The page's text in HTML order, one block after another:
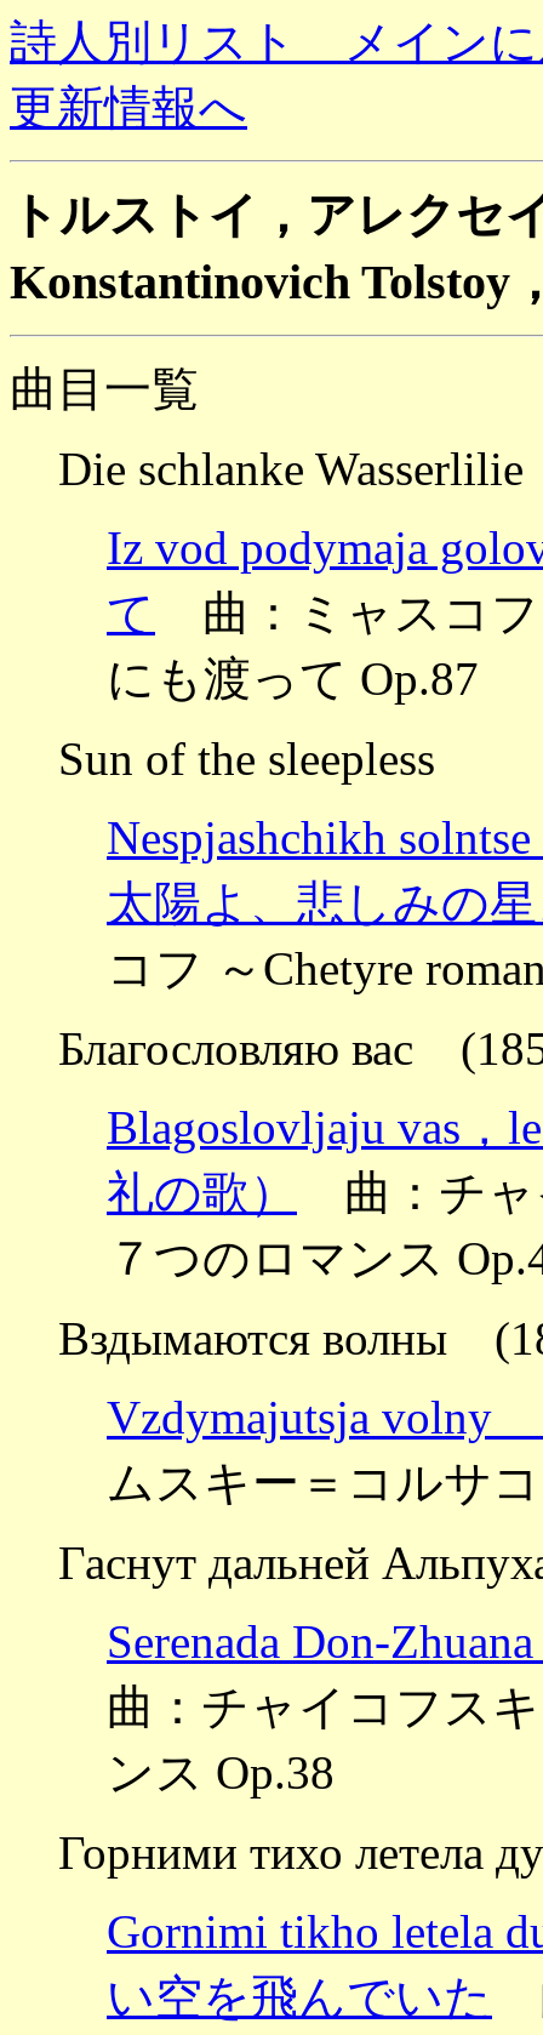
詩人別リスト メイン
更新情報へ
トルストイ，アレクセ
Konstantinovich Tolstoy
曲目一覧
Die schlanke Wasserlilie
Iz vod podymaja
て
曲：ミャスコフ
にも渡って Op.87
Sun of the sleepless
Nespjashchikh
太陽よ、悲しみの
コフ ～Chetyre
Благословляю вас
Blagoslovljaju vas
礼の歌）
曲：チャ
７つのロマンス
Вздымаются волны
Vzdymajutsja volny
ムスキー＝コルサ
Гаснут дальней
Serenada Don-
曲：チャイコフス
ンス Op.38
Горними тихо летела
Gornimi tikho letela
い空を飛んでいた